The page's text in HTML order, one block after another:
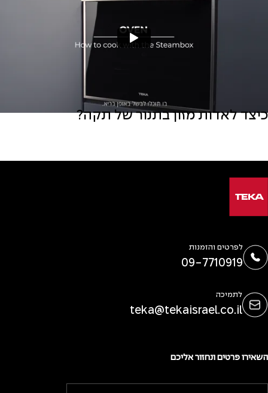
כיצד לאדות מזון בתנור של תקה?
לפרטים והזמנות
09-7710919
לתמיכה
teka@tekaisrael.co.il
השאירו פרטים ונחזור אליכם